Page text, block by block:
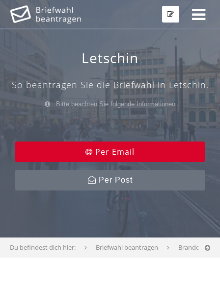
Letschin
So beantragen Sie die Briefwahl in Letschin.
Bitte beachten Sie folgende Informationen
Per Email
Per Post
Du befindest dich hier: Briefwahl beantragen Brandenburg